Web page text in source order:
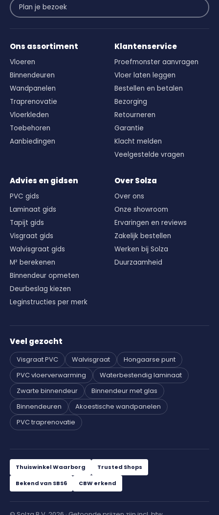
Plan je bezoek
Ons assortiment
Vloeren
Binnendeuren
Wandpanelen
Traprenovatie
Vloerkleden
Toebehoren
Aanbiedingen
Klantenservice
Proefmonster aanvragen
Vloer laten leggen
Bestellen en betalen
Bezorging
Retourneren
Garantie
Klacht melden
Veelgestelde vragen
Advies en gidsen
PVC gids
Laminaat gids
Tapijt gids
Visgraat gids
Walvisgraat gids
M² berekenen
Binnendeur opmeten
Deurbeslag kiezen
Leginstructies per merk
Over Solza
Over ons
Onze showroom
Ervaringen en reviews
Zakelijk bestellen
Werken bij Solza
Duurzaamheid
Veel gezocht
Visgraat PVC Walvisgraat
Hongaarse punt
PVC vloerverwarming
Waterbestendig laminaat
Zwarte binnendeur
Binnendeur met glas
Binnendeuren
Akoestische wandpanelen
PVC traprenovatie
Thuiswinkel Waarborg Trusted Shops
Bekend van SBS6 CBW erkend